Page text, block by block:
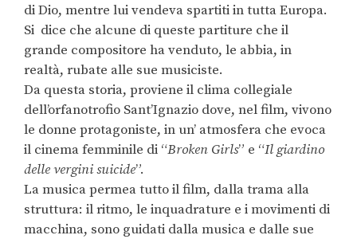
di Dio, mentre lui vendeva spartiti in tutta Europa.
Si dice che alcune di queste partiture che il
grande compositore ha venduto, le abbia, in
realtà, rubate alle sue musiciste.
Da questa storia, proviene il clima collegiale
dell’orfanotrofio Sant’Ignazio dove, nel film, vivono
le donne protagoniste, in un’ atmosfera che evoca
il cinema femminile di “Broken Girls” e “Il giardino
delle vergini suicide”.
La musica permea tutto il film, dalla trama alla
struttura: il ritmo, le inquadrature e i movimenti di
macchina, sono guidati dalla musica e dalle sue